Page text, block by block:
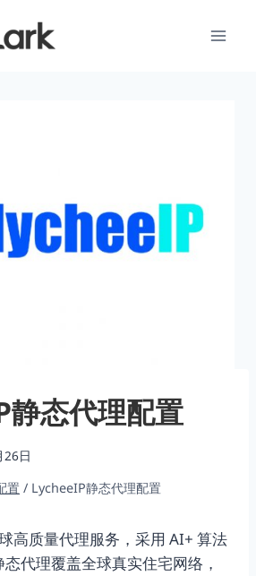
态代理配置
26日
置 / LycheeIP静态代理配置
高质量代理服务，采用 AI+ 算法
代理覆盖全球真实住宅网络，